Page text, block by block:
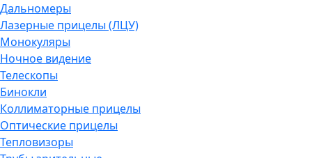
Дальномеры
Лазерные прицелы (ЛЦУ)
Монокуляры
Ночное видение
Телескопы
Бинокли
Коллиматорные прицелы
Оптические прицелы
Тепловизоры